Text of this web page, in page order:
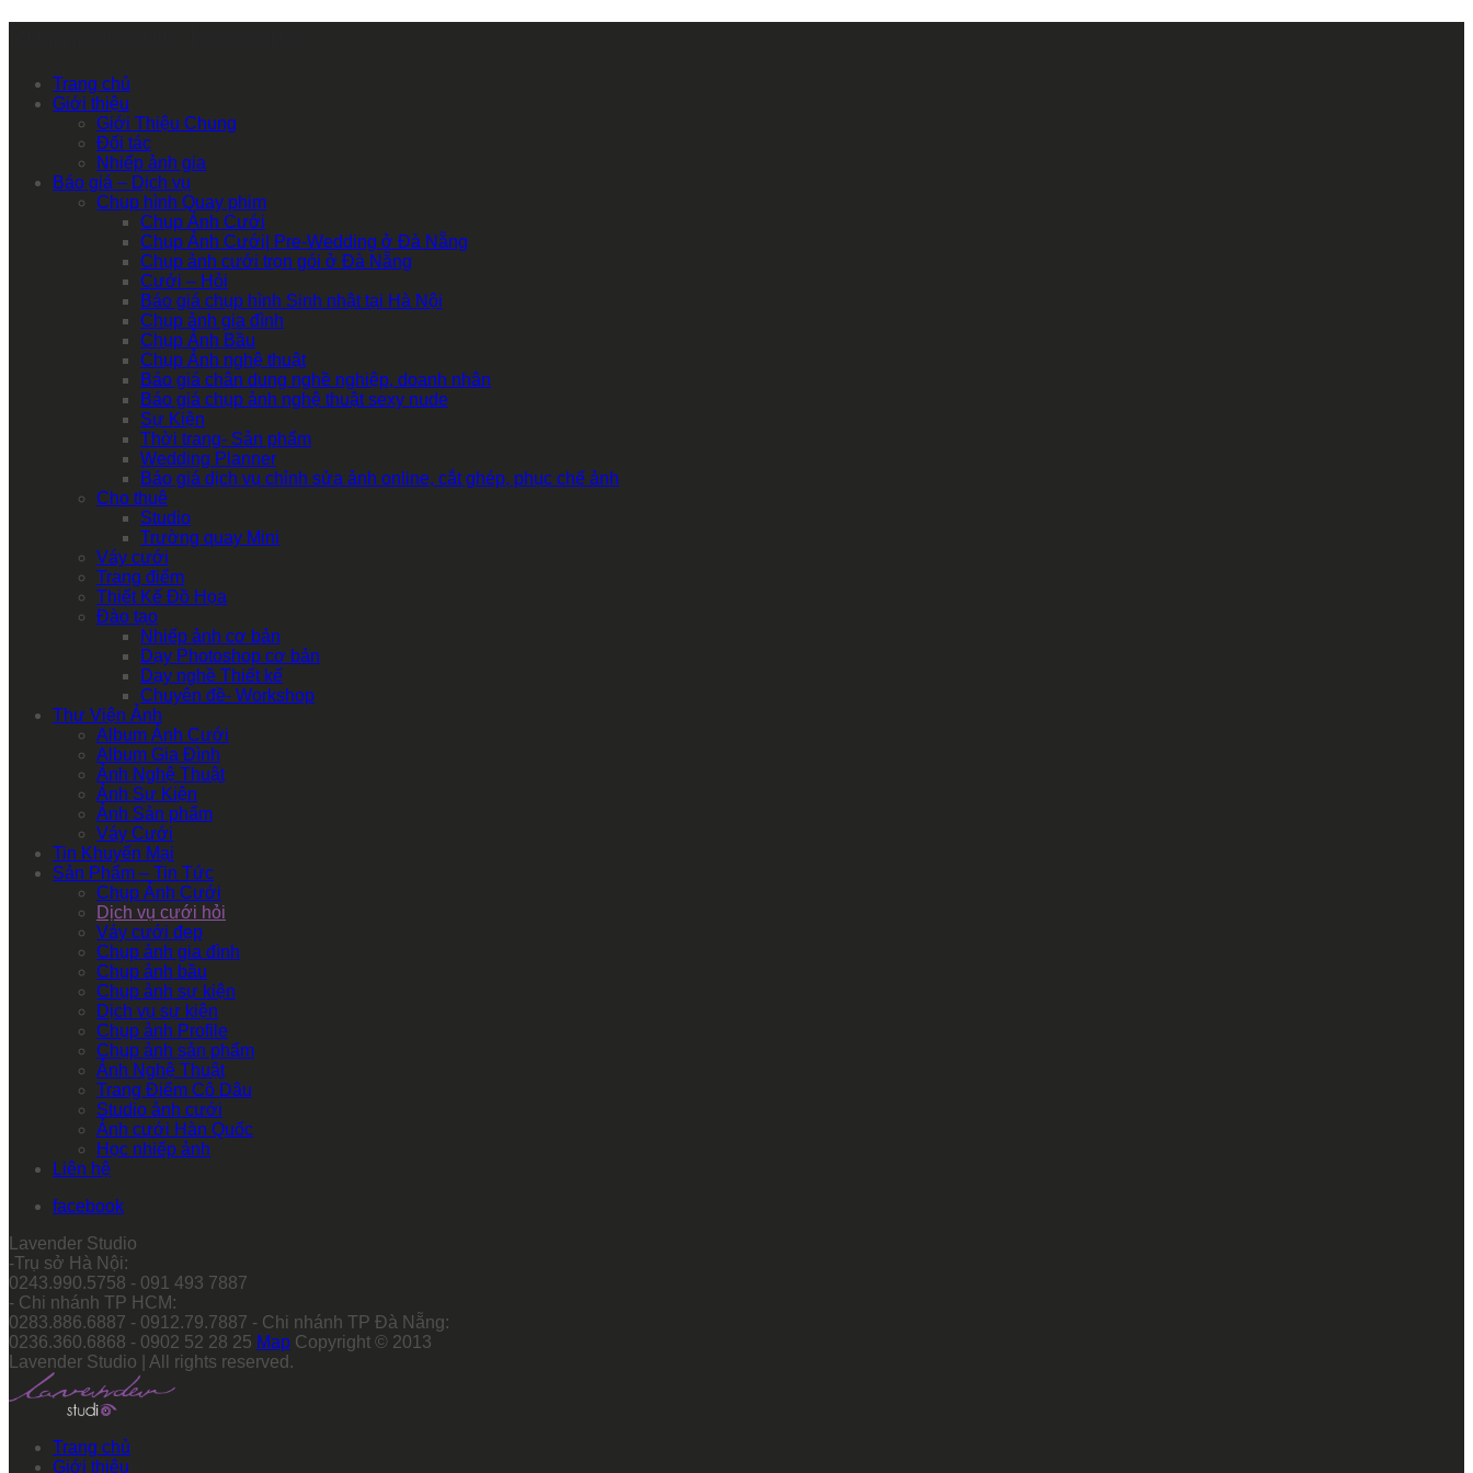
Trang chủ
Giới thiệu
Giới Thiệu Chung
Đối tác
Nhiếp ảnh gia
Báo giá – Dịch vụ
Chụp hình Quay phim
Chụp Ảnh Cưới
Chụp Ảnh Cưới| Pre-Wedding ở Đà Nẵng
Chụp ảnh cưới trọn gói ở Đà Nẵng
Cưới – Hỏi
Báo giá chụp hình Sinh nhật tại Hà Nội
Chụp ảnh gia đình
Chụp Ảnh Bầu
Chụp Ảnh nghệ thuật
Báo giá chân dung nghề nghiệp, doanh nhân
Báo giá chụp ảnh nghệ thuật sexy nude
Sự Kiện
Thời trang- Sản phẩm
Wedding Planner
Báo giá dịch vụ chỉnh sửa ảnh online, cắt ghép, phục chế ảnh
Cho thuê
Studio
Trường quay Mini
Váy cưới
Trang điểm
Thiết Kế Đồ Họa
Đào tạo
Nhiếp ảnh cơ bản
Dạy Photoshop cơ bản
Dạy nghề Thiết kế
Chuyên đề- Workshop
Thư Viện Ảnh
Album Ảnh Cưới
Album Gia Đình
Ảnh Nghệ Thuật
Ảnh Sự Kiện
Ảnh Sản phẩm
Váy Cưới
Tin Khuyến Mại
Sản Phẩm – Tin Tức
Chụp Ảnh Cưới
Dịch vụ cưới hỏi
Váy cưới đẹp
Chụp ảnh gia đình
Chụp ảnh bầu
Chụp ảnh sự kiện
Dịch vụ sự kiện
Chụp ảnh Profile
Chụp ảnh sản phẩm
Ảnh Nghệ Thuật
Trang Điểm Cô Dâu
Studio ảnh cưới
Ảnh cưới Hàn Quốc
Học nhiếp ảnh
Liên hệ
facebook
Lavender Studio
-Trụ sở Hà Nội:
0243.990.5758 - 091 493 7887
- Chi nhánh TP HCM:
0283.886.6887 - 0912.79.7887 - Chi nhánh TP Đà Nẵng:
0236.360.6868 - 0902 52 28 25 Map Copyright © 2013
Lavender Studio | All rights reserved.
Trang chủ
Giới thiệu